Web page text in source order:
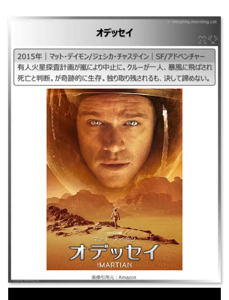
｜2015年｜マット・デイモン/ジェシカ・チャステイン｜SF/アドベンチャ
ー ｜有人火星探査計画が嵐により中止に。クルーが一人、暴風に飛ばされ
死亡と判断。が奇跡的に生存。独り取り残されるも、決して諦めない。